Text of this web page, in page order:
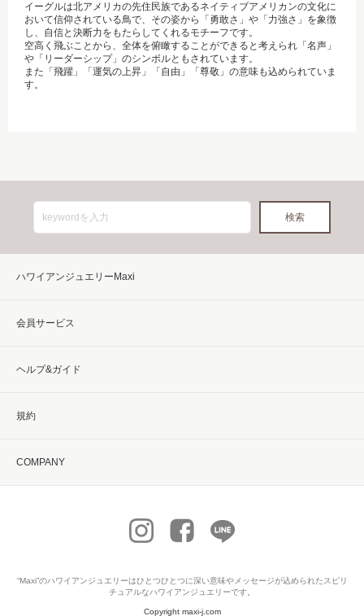
イーグルは北アメリカの先住民族であるネイティブアメリカンの文化に
おいて信仰されている鳥で、その姿から「勇敢さ」や「力強さ」を象徴
し、自信と決断力をもたらしてくれるモチーフです。
空高く飛ぶことから、全体を俯瞰することができると考えられ「名声」
や「リーダーシップ」のシンボルともされています。
また「飛躍」「運気の上昇」「自由」「尊敬」の意味も込められていま
す。
ハワイアンジュエリーMaxi
会員サービス
ヘルプ&ガイド
規約
COMPANY
“Maxi”のハワイアンジュエリーはひとつひとつに深い意味やメッセージが込められたスピリ
チュアルなハワイアンジュエリーです。
Copyright maxi-j.com